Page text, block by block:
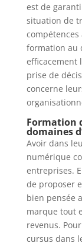
est de
situation de
compétences
formation au
efficacement
prise de
concerne
Formation
domaines
Avoir dans
numérique
entreprises.
de proposer
bien pensée
marque tout
revenus.
cursus dans